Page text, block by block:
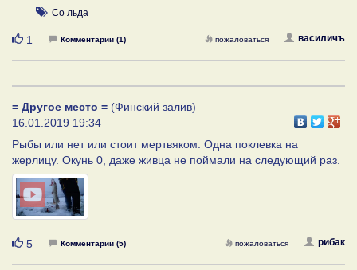
Со льда
Нравится
1 Комментарии (1) василичъ
пожаловаться
= Другое место = (Финский залив)
16.01.2019 19:34
Рыбы или нет или стоит мертвяком. Одна поклевка на
жерлицу. Окунь 0, даже живца не поймали на следующий раз.
Нравится
5 Комментарии (5) рибак
пожаловаться